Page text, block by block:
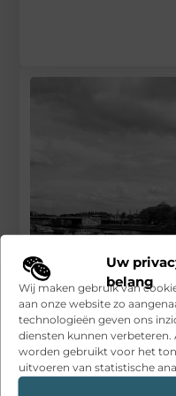
Uw
belang
Wij maken gebruik van
aan onze website zo
technologieën geven ons
diensten kunnen
worden gebruikt voor het
uitvoeren van statistische
Hulp van een nvm
Snelle sfeerverbetering